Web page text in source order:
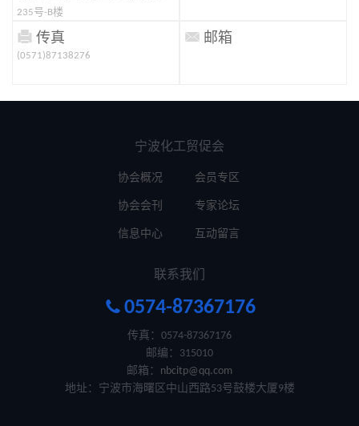
235号-B楼
 传真
(0571)87138276
 邮箱
宁波化工贸促会
协会概况
协会会刊
信息中心
会员专区
专家论坛
互动留言
联系我们
 0574-87367176
传真：0574-87367176
邮编：315010
邮箱： nbcitp@qq.com
地址：宁波市海曙区中山西路53号鼓楼大厦9楼